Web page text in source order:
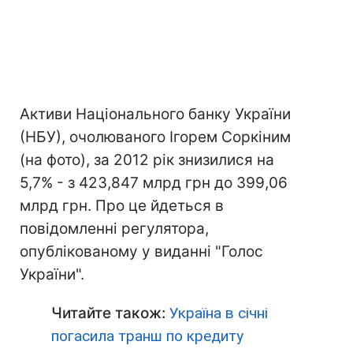
Активи Національного банку України
(НБУ), очолюваного Ігорем Соркіним
(на фото), за 2012 рік знизилися на
5,7% - з 423,847 млрд грн до 399,06
млрд грн. Про це йдеться в
повідомленні регулятора,
опублікованому у виданні "Голос
України".
Читайте також: Україна в січні
погасила транш по кредиту